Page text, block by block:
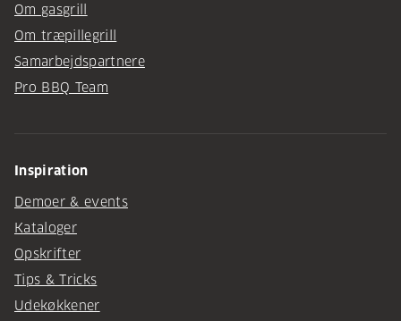
Om gasgrill
Om træpillegrill
Samarbejdspartnere
Pro BBQ Team
Inspiration
Demoer & events
Kataloger
Opskrifter
Tips & Tricks
Udekøkkener